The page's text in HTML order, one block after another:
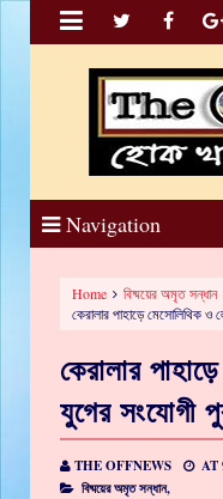

Navigation
Home
বিষ্ময়ের অমৃত সন্ধান
কেরালার পাহাড়ে মেসোলিথিক ও
কেরালার
যুগের সংযোগী
THE OFFNEWS AT
বিষ্ময়ের অমৃত সন্ধান,